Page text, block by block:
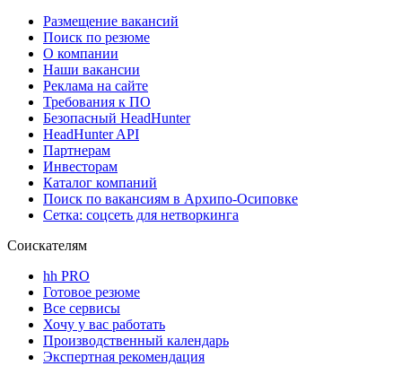
Размещение вакансий
Поиск по резюме
О компании
Наши вакансии
Реклама на сайте
Требования к ПО
Безопасный HeadHunter
HeadHunter API
Партнерам
Инвесторам
Каталог компаний
Поиск по вакансиям в Архипо-Осиповке
Сетка: соцсеть для нетворкинга
Соискателям
hh PRO
Готовое резюме
Все сервисы
Хочу у вас работать
Производственный календарь
Экспертная рекомендация